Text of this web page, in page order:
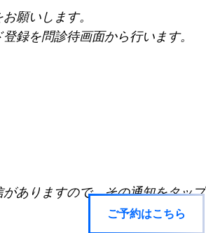
ご予約はこちら
願いします。
録を問診待画面から行います。
ありますので、その通知をタップ